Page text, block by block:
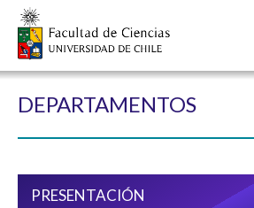
CARRERAS
DEPARTAMENTOS
PRESENTACIÓN